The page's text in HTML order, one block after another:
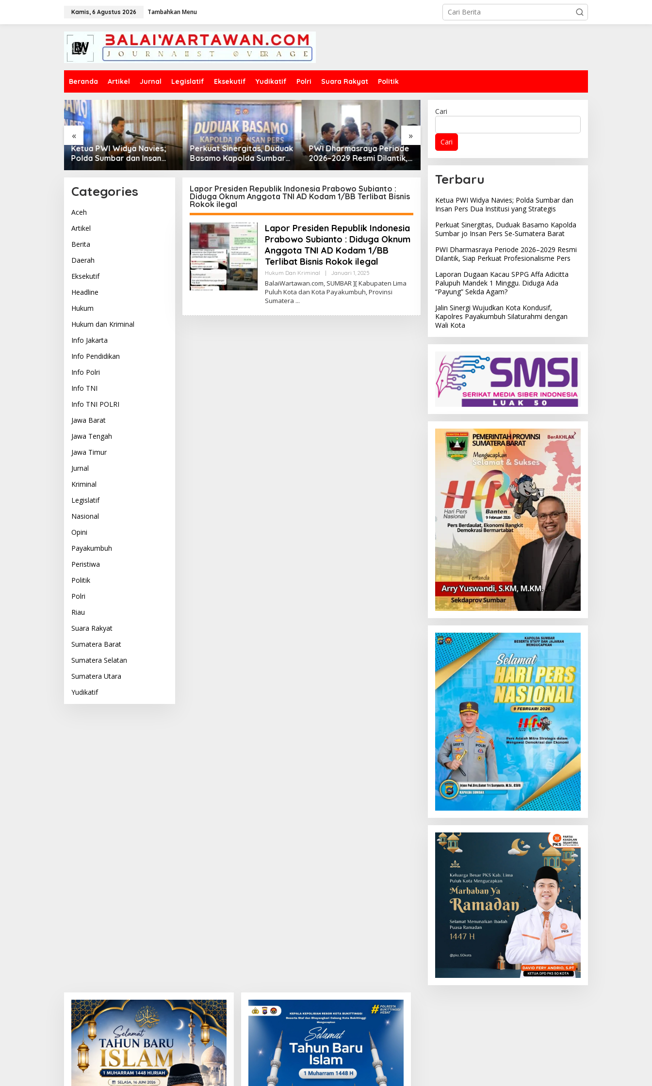
Kamis, 6 Agustus 2026 Tambahkan Menu
Beranda Artikel Jurnal Legislatif Eksekutif Yudikatif Polri Suara Rakyat Politik
« »
Perkuat Sinergitas, Duduak
Basamo Kapolda Sumbar
jo Insan Pers Se-Sumatera
PWI Dharmasraya Periode
2026–2029 Resmi Dilantik,
Siap Perkuat
Laporan Dugaan Kacau
SPPG Affa Adicitta Palupuh
Mandek 1 Minggu. Diduga
Agam?
Jalin Sinergi Wujudkan
Kota Kondusif, Kapolres
Payakumbuh Silaturahmi
dengan Wali Kota
SPPG Affa Adicitta Diduga
Hina Wartawan “Bodoh”
Categories
Aceh
Artikel
Berita
Daerah
Eksekutif
Headline
Hukum
Hukum dan Kriminal
Info Jakarta
Info Pendidikan
Info Polri
Info TNI
Info TNI POLRI
Jawa Barat
Jawa Tengah
Jawa Timur
Jurnal
Kriminal
Legislatif
Nasional
Opini
Payakumbuh
Peristiwa
Politik
Polri
Riau
Suara Rakyat
Sumatera Barat
Sumatera Selatan
Sumatera Utara
Yudikatif
Lapor Presiden Republik Indonesia Prabowo Subianto :
Diduga Oknum Anggota TNI AD Kodam 1/BB Terlibat Bisnis
Rokok ilegal
Lapor Presiden Republik Indonesia
Prabowo Subianto : Diduga Oknum
Anggota TNI AD Kodam 1/BB
Terlibat Bisnis Rokok ilegal
Hukum Dan Kriminal Januari 1, 2025
E
H
M
BalaiWartawan.com, SUMBAR ][ Kabupaten Lima
Puluh Kota dan Kota Payakumbuh, Provinsi
Sumatera
Cari
Cari
Terbaru
Ketua PWI Widya Navies; Polda Sumbar dan
Insan Pers Dua Institusi yang Strategis
Perkuat Sinergitas, Duduak Basamo Kapolda
Sumbar jo Insan Pers Se-Sumatera Barat
PWI Dharmasraya Periode 2026–2029 Resmi
Dilantik, Siap Perkuat Profesionalisme Pers
Laporan Dugaan Kacau SPPG Affa Adicitta
Palupuh Mandek 1 Minggu. Diduga Ada
“Payung” Sekda Agam?
Jalin Sinergi Wujudkan Kota Kondusif,
Kapolres Payakumbuh Silaturahmi dengan
Wali Kota